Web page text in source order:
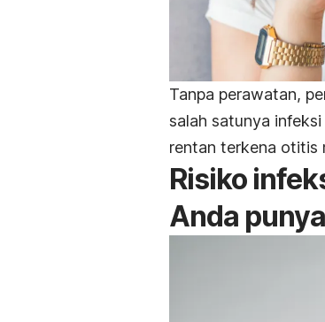
Tanpa perawatan,
salah satunya
rentan terkena otitis
Risiko
Anda